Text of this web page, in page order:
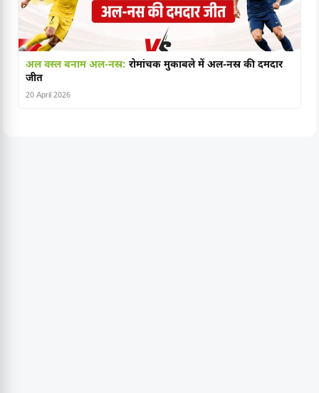
अल वस्ल बनाम अल-नस्र: रोमांचक मुकाबले में अल-नस्र की दमदार
जीत
20 April 2026